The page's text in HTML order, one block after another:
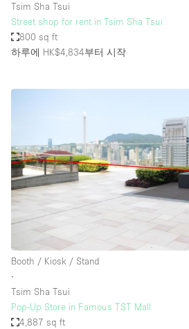
Tsim Sha Tsui
Street shop for rent in Tsim Sha Tsui
800 sq ft
하루에 HK$4,834부터 시작
Booth / Kiosk / Stand
∙
Tsim Sha Tsui
Pop-Up Store in Famous TST Mall
4,887 sq ft